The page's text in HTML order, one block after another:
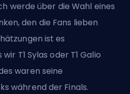
werde über die Wahl eines
den die Fans lieben
ist es
T1 Sylas oder T1 Galio
waren seine
während der Finals.